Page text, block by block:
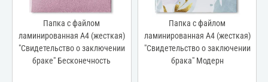
Папка с файлом
ламинированная А4 (жесткая)
"Свидетельство о заключении
браке" Бесконечность
Папка с файлом
ламинированная А4 (жесткая)
"Свидетельство о заключении
брака" Модерн